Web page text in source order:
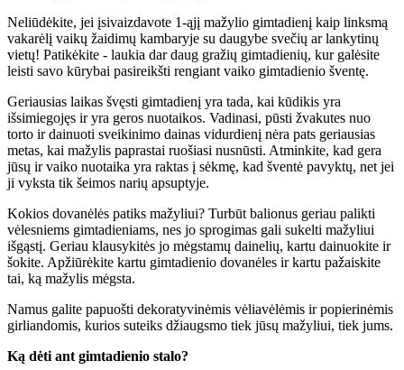
Neliūdėkite, jei įsivaizdavote 1-ąjį mažylio gimtadienį kaip linksmą
vakarėlį vaikų žaidimų kambaryje su daugybe svečių ar lankytinų
vietų! Patikėkite - laukia dar daug gražių gimtadienių, kur galėsite
leisti savo kūrybai pasireikšti rengiant vaiko gimtadienio šventę.
Geriausias laikas švęsti gimtadienį yra tada, kai kūdikis yra
išsimiegojęs ir yra geros nuotaikos. Vadinasi, pūsti žvakutes nuo
torto ir dainuoti sveikinimo dainas vidurdienį nėra pats geriausias
metas, kai mažylis paprastai ruošiasi nusnūsti. Atminkite, kad gera
jūsų ir vaiko nuotaika yra raktas į sėkmę, kad šventė pavyktų, net jei
ji vyksta tik šeimos narių apsuptyje.
Kokios dovanėlės patiks mažyliui? Turbūt balionus geriau palikti
vėlesniems gimtadieniams, nes jo sprogimas gali sukelti mažyliui
išgąstį. Geriau klausykitės jo mėgstamų dainelių, kartu dainuokite ir
šokite. Apžiūrėkite kartu gimtadienio dovanėles ir kartu pažaiskite
tai, ką mažylis mėgsta.
Namus galite papuošti dekoratyvinėmis vėliavėlėmis ir popierinėmis
girliandomis, kurios suteiks džiaugsmo tiek jūsų mažyliui, tiek jums.
Ką dėti ant gimtadienio stalo?